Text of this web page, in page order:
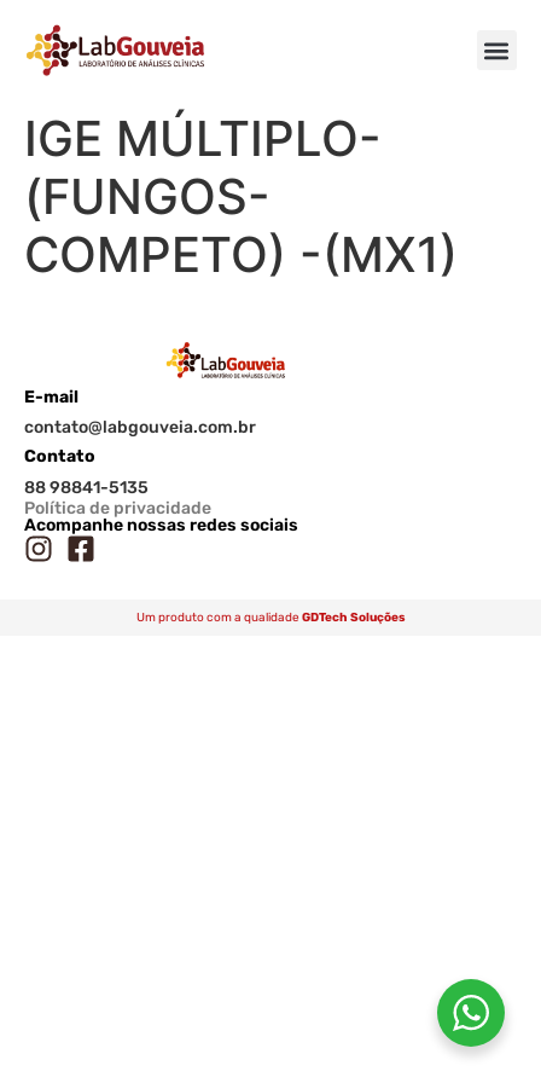
IGE MÚLTIPLO-
(FUNGOS-
COMPETO) -(MX1)
E-mail
contato@labgouveia.com.br
Contato
88 98841-5135
Política de privacidade
Acompanhe nossas redes sociais
Um produto com a qualidade GDTech Soluções